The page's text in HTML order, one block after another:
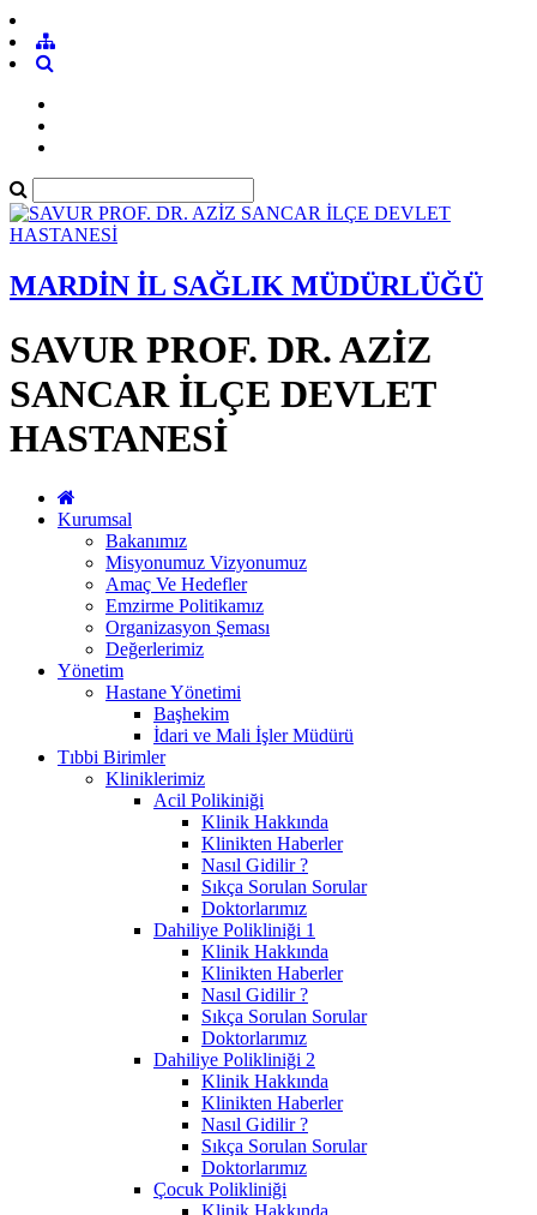
MARDİN İL SAĞLIK MÜDÜRLÜĞÜ
SAVUR PROF. DR. AZİZ
SANCAR İLÇE DEVLET
HASTANESİ
Kurumsal
Bakanımız
Misyonumuz Vizyonumuz
Amaç Ve Hedefler
Emzirme Politikamız
Organizasyon Şeması
Değerlerimiz
Yönetim
Hastane Yönetimi
Başhekim
İdari ve Mali İşler Müdürü
Tıbbi Birimler
Kliniklerimiz
Acil Polikiniği
Klinik Hakkında
Klinikten Haberler
Nasıl Gidilir ?
Sıkça Sorulan Sorular
Doktorlarımız
Dahiliye Polikliniği 1
Klinik Hakkında
Klinikten Haberler
Nasıl Gidilir ?
Sıkça Sorulan Sorular
Doktorlarımız
Dahiliye Polikliniği 2
Klinik Hakkında
Klinikten Haberler
Nasıl Gidilir ?
Sıkça Sorulan Sorular
Doktorlarımız
Çocuk Polikliniği
Klinik Hakkında